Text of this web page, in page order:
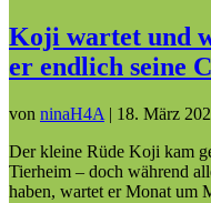
Koji wartet und
er endlich seine
von ninaH4A | 18. März
Der kleine Rüde Koji kam
Tierheim – doch während
haben, wartet er Monat um